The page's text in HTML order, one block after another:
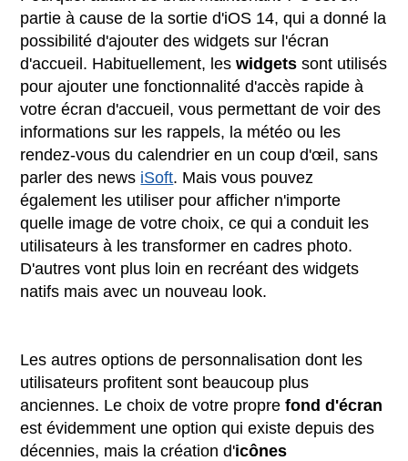
partie à cause de la sortie d'iOS 14, qui a donné la
possibilité d'ajouter des widgets sur l'écran
d'accueil. Habituellement, leswidgets sont utilisés
pour ajouter une fonctionnalité d'accès rapide à
votre écran d'accueil, vous permettant de voir des
informations sur les rappels, la météo ou les
rendez-vous du calendrier en un coup d'œil, sans
parler des news iSoft. Mais vous pouvez
également les utiliser pour afficher n'importe
quelle image de votre choix, ce qui a conduit les
utilisateurs à les transformer en cadres photo.
D'autres vont plus loin en recréant des widgets
natifs mais avec un nouveau look.
Les autres options de personnalisation dont les
utilisateurs profitent sont beaucoup plus
anciennes. Le choix de votre proprefond d'écran
est évidemment une option qui existe depuis des
décennies, mais la création d'icônes